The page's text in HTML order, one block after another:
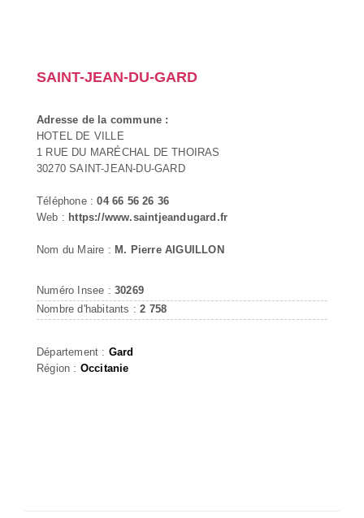
SAINT-JEAN-DU-GARD
Adresse de la commune :
HOTEL DE VILLE
1 RUE DU MARÉCHAL DE THOIRAS
30270 SAINT-JEAN-DU-GARD
Téléphone :04 66 56 26 36
Web : https://www.saintjeandugard.fr
Nom du Maire : M. Pierre AIGUILLON
Numéro Insee : 30269
Nombre d'habitants :2 758
Département : Gard
Région : Occitanie